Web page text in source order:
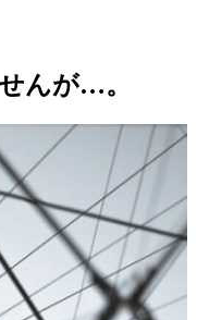
んが…。